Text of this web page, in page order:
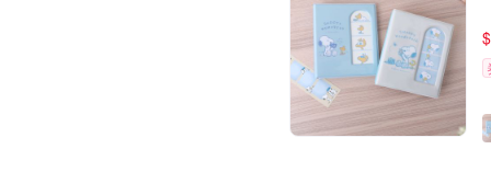
$